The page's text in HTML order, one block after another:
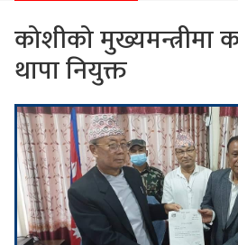
कोशीको मुख्यमन्त्रीमा
थापा नियुक्त